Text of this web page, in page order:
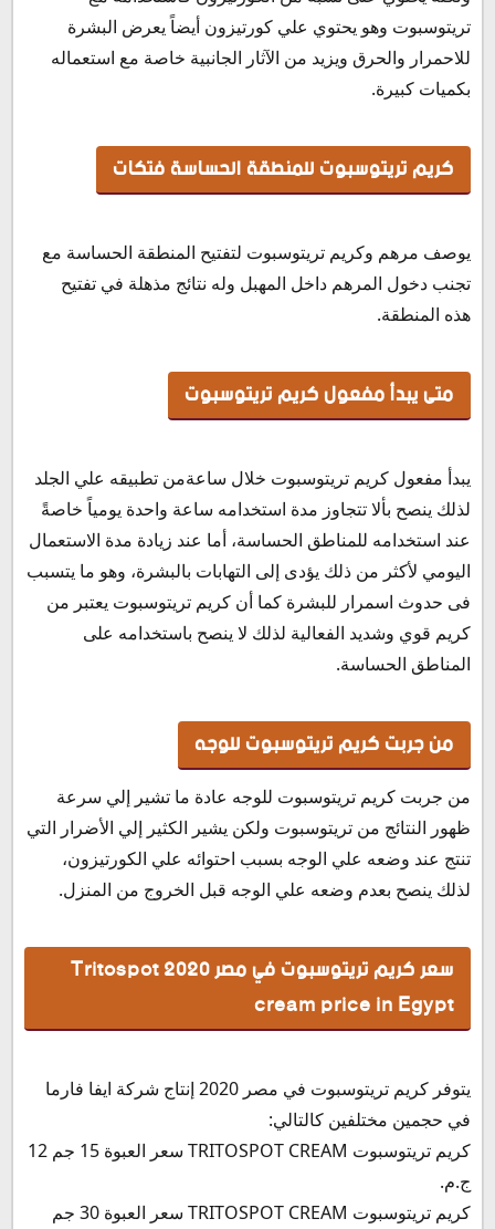
تريتوسبوت وهو يحتوي علي كورتيزون أيضاً يعرض البشرة
للاحمرار والحرق ويزيد من الآثار الجانبية خاصة مع استعماله
بكميات كبيرة.
كريم تريتوسبوت للمنطقة الحساسة فتكات
يوصف مرهم وكريم تريتوسبوت لتفتيح المنطقة الحساسة مع
تجنب دخول المرهم داخل المهبل وله نتائج مذهلة في تفتيح
هذه المنطقة.
متى يبدأ مفعول كريم تريتوسبوت
يبدأ مفعول كريم تريتوسبوت خلال ساعةمن تطبيقه علي الجلد
لذلك ينصح بألا تتجاوز مدة استخدامه ساعة واحدة يومياً خاصةً
عند استخدامه للمناطق الحساسة، أما عند زيادة مدة الاستعمال
اليومي لأكثر من ذلك يؤدى إلى التهابات بالبشرة، وهو ما يتسبب
فى حدوث اسمرار للبشرة كما أن كريم تريتوسبوت يعتبر من
كريم قوي وشديد الفعالية لذلك لا ينصح باستخدامه على
المناطق الحساسة.
من جربت كريم تريتوسبوت للوجه
من جربت كريم تريتوسبوت للوجه عادة ما تشير إلي سرعة
ظهور النتائج من تريتوسبوت ولكن يشير الكثير إلي الأضرار التي
تنتج عند وضعه علي الوجه بسبب احتوائه علي الكورتيزون،
لذلك ينصح بعدم وضعه علي الوجه قبل الخروج من المنزل.
سعر كريم تريتوسبوت في مصر 2020 Tritospot
cream price in Egypt
يتوفر كريم تريتوسبوت في مصر 2020 إنتاج شركة ايفا فارما
في حجمين مختلفين كالتالي:
كريم تريتوسبوت TRITOSPOT CREAM سعر العبوة 15 جم 12
ج.م.
كريم تريتوسبوت TRITOSPOT CREAM سعر العبوة 30 جم